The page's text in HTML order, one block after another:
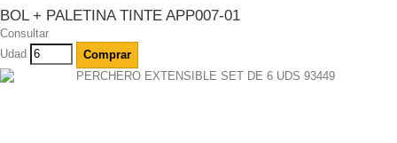
BOL + PALETINA TINTE APP007-01
Consultar
Udad
Comprar